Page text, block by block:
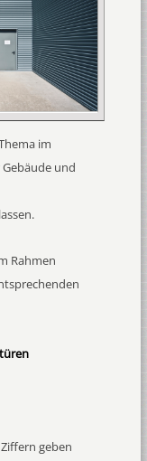
im
und
Rahmen
geben